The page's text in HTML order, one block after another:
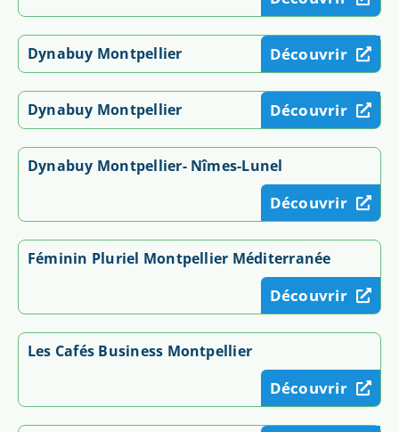
Dynabuy Montpellier Découvrir
Dynabuy Montpellier Découvrir
Dynabuy Montpellier- Nîmes-Lunel
Découvrir
Féminin Pluriel Montpellier Méditerranée
Découvrir
Les Cafés Business Montpellier
Découvrir